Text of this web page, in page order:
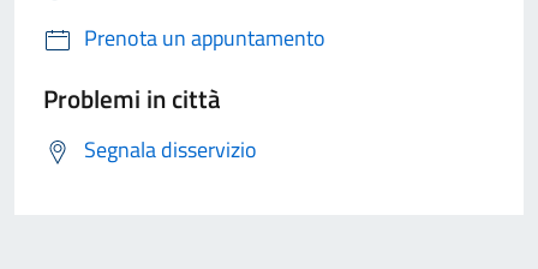
Prenota un appuntamento
Problemi in città
Segnala disservizio